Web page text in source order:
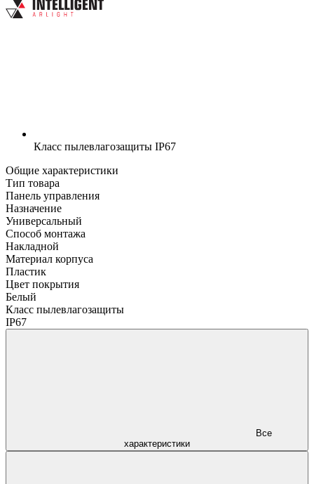
Класс пылевлагозащиты IP67
Общие характеристики
Тип товара
Панель управления
Назначение
Универсальный
Способ монтажа
Накладной
Материал корпуса
Пластик
Цвет покрытия
Белый
Класс пылевлагозащиты
IP67
характеристики